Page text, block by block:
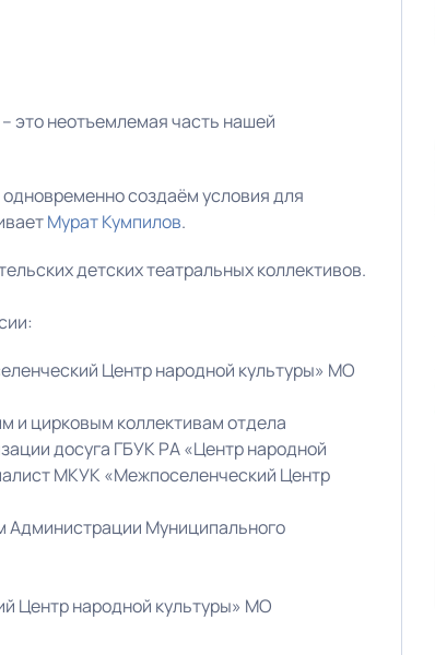
– это неотъемлемая часть нашей
создаём условия для
Мурат Кумпилов.
детских театральных коллективов.
Центр народной культуры» МО
и цирковым коллективам отдела
досуга ГБУК РА «Центр народной
МКУК «Межпоселенческий Центр
Администрации Муниципального
Центр народной культуры» МО